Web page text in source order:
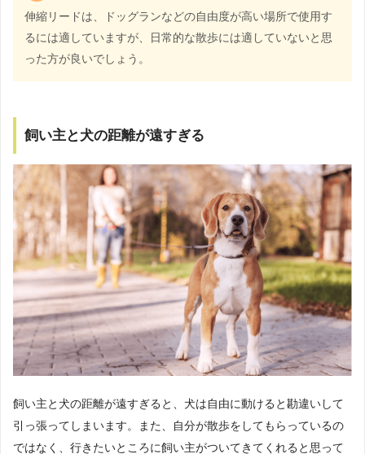
伸縮リードは、ドッグランなどの自由度が高い場所で使用す
るには適していますが、日常的な散歩には適していないと思
った方が良いでしょう。
飼い主と犬の距離が遠すぎる
飼い主と犬の距離が遠すぎると、犬は自由に動けると勘違いして
引っ張ってしまいます。また、自分が散歩をしてもらっているの
ではなく、行きたいところに飼い主がついてきてくれると思って